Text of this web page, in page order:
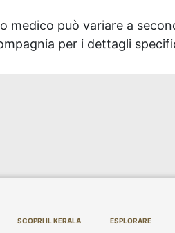
medico può variare a
per i dettagli
SCOPRI IL KERALA ESPLORARE